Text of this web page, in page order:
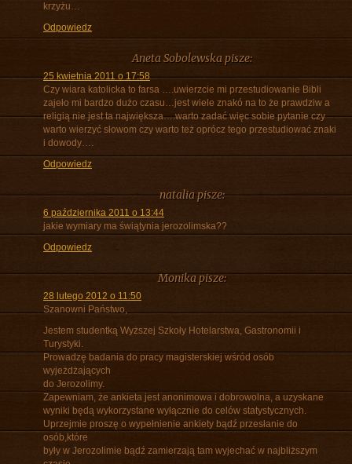
krzyżu…
Odpowiedz
Aneta Sobolewskapisze:
25 kwietnia 2011 o 17:58
Czy wiara katolicka to farsa ….uwierzcie mi przestudiowanie Bibli
zajeło mi bardzo dużo czasu…jest wiele znakó na to że prawdziw a
religią nie jest ta największa….warto zadać więc sobie pytanie czy
warto wierzyć słowom czy warto też oprócz tego przestudiować znaki
i dowody….
Odpowiedz
nataliapisze:
6 października 2011 o 13:44
jakie wymiary ma świątynia jerozolimska??
Odpowiedz
Monikapisze:
28 lutego 2012 o 11:50
Szanowni Państwo,
Jestem studentką Wyższej Szkoły Hotelarstwa, Gastronomii i
Turystyki.
Prowadzę badania do pracy magisterskiej wśród osób
wyjeżdżających
do Jerozolimy.
Zapewniam, że ankieta jest anonimowa i dobrowolna, a uzyskane
wyniki będą wykorzystane wyłącznie do celów statystycznych.
Uprzejmie proszę o wypełnienie ankiety bądź przesłanie do
osób,które
były w Jerozolimie bądź zamierzają tam wyjechać w najbliższym